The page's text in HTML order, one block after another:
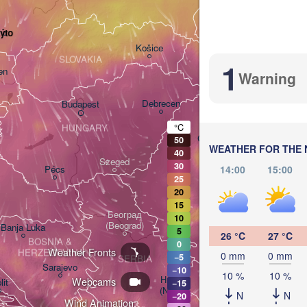
1 Warning
WEATHER FOR THE
14:00
15:00
26 °C
0 mm
10 %
N
27 °C
0 mm
10 %
N
Wind Animation:
Webcams
Weather Fronts
Budapest
Београд
(Beograd)
Debrecen
Ниш
(Niš)
Sarajevo
Košice
Szeged
Banja Luka
Pécs
HUNGARY
SERBIA
BOSNIA &
HERZEGOVINA
SLOVAKIA
Craiova
Brașov
Плевен
Cluj-Napoca
ROMANIA
°C
50
40
30
25
20
15
10
5
0
−5
−10
−15
−20